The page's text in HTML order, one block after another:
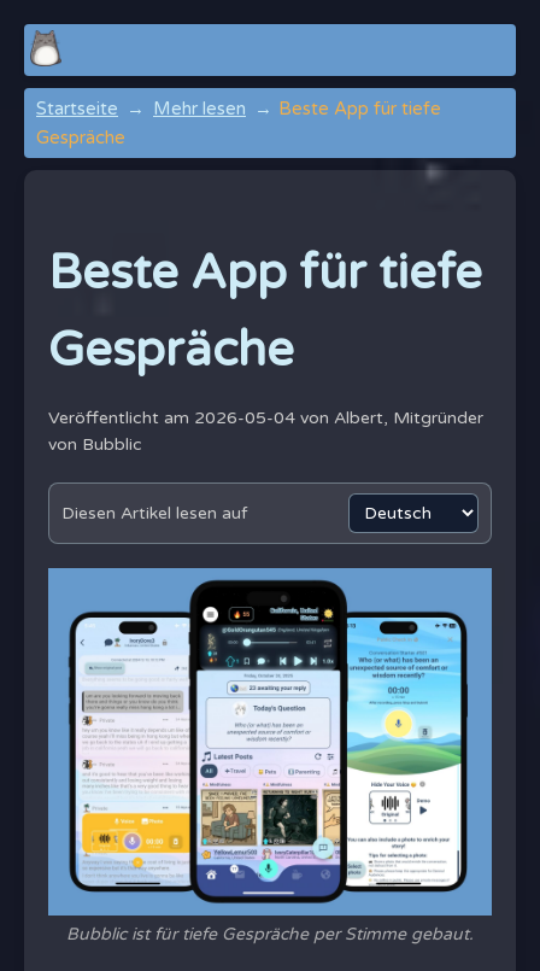
Startseite Mehr lesen
Beste App für tiefe
Gespräche
Beste App für tiefe
Gespräche
Veröffentlicht am 2026-05-04 von Albert, Mitgründer
von Bubblic
Diesen Artikel lesen auf
Bubblic ist für tiefe Gespräche per Stimme gebaut.